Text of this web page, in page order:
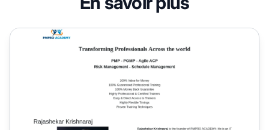
Programme d'affiliation PM PRO Academy